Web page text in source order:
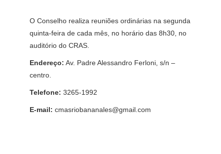
O Conselho realiza reuniões ordinárias na segunda
quinta-feira de cada mês, no horário das 8h30, no
auditório do CRAS.
Endereço: Av. Padre Alessandro Ferloni, s/n –
centro.
Telefone: 3265-1992
E-mail: cmasriobananales@gmail.com